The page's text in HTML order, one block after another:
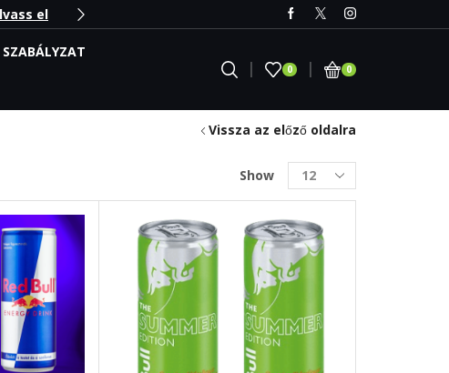
SZABÁLYZAT
0 0
Vissza az előző oldalra
Show
Products
per
page